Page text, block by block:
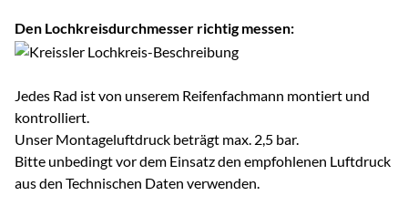
Den Lochkreisdurchmesser richtig messen:
Jedes Rad ist von unserem Reifenfachmann montiert und
kontrolliert.
Unser Montageluftdruck beträgt max. 2,5 bar.
Bitte unbedingt vor dem Einsatz den empfohlenen Luftdruck
aus den Technischen Daten verwenden.